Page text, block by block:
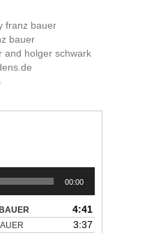
franz bauer
bauer
and holger schwark
00:00
4:41
3:37